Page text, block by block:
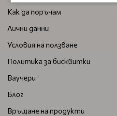
Как да поръчам
Лични данни
Условия на ползване
Политика за бисквитки
Ваучери
Блог
Връщане на продукти